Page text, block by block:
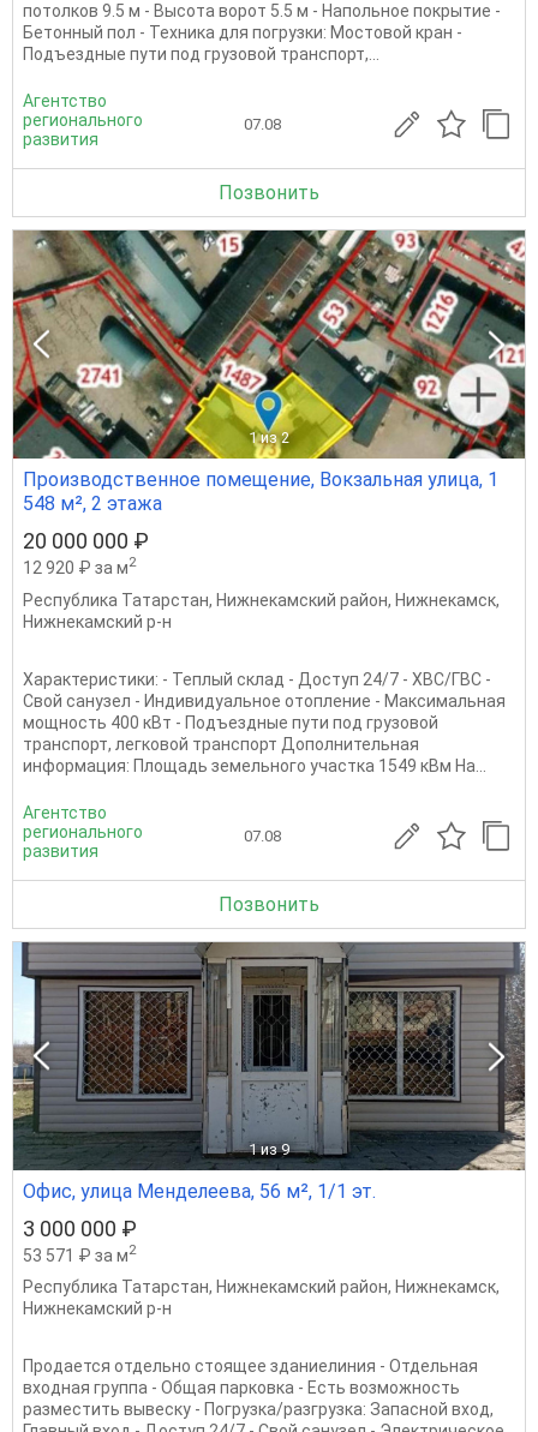
потолков 9.5 м - Высота ворот 5.5 м - Напольное покрытие -
Бетонный пол - Техника для погрузки: Мостовой кран -
Подъездные пути под грузовой транспорт,...
Агентство
регионального
развития
07.08
Позвонить
1 из 2
Производственное помещение, Вокзальная улица, 1
548 м², 2 этажа
20 000 000 ₽
12 920 ₽ за м2
Республика Татарстан, Нижнекамский район, Нижнекамск,
Нижнекамский р-н
Характеристики: - Теплый склад - Доступ 24/7 - ХВС/ГВС -
Свой санузел - Индивидуальное отопление - Максимальная
мощность 400 кВт - Подъездные пути под грузовой
транспорт, легковой транспорт Дополнительная
информация: Площадь земельного участка 1549 кВм На...
Агентство
регионального
развития
07.08
Позвонить
1 из 9
Офис, улица Менделеева, 56 м², 1/1 эт.
3 000 000 ₽
53 571 ₽ за м2
Республика Татарстан, Нижнекамский район, Нижнекамск,
Нижнекамский р-н
Продается отдельно стоящее зданиелиния - Отдельная
входная группа - Общая парковка - Есть возможность
разместить вывеску - Погрузка/разгрузка: Запасной вход,